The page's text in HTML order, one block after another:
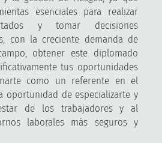
esenciales para realizar
y tomar decisiones
con la creciente demanda de
obtener este diplomado
tus oportunidades
como un referente en el
oportunidad de especializarte y
de los trabajadores y al
laborales más seguros y